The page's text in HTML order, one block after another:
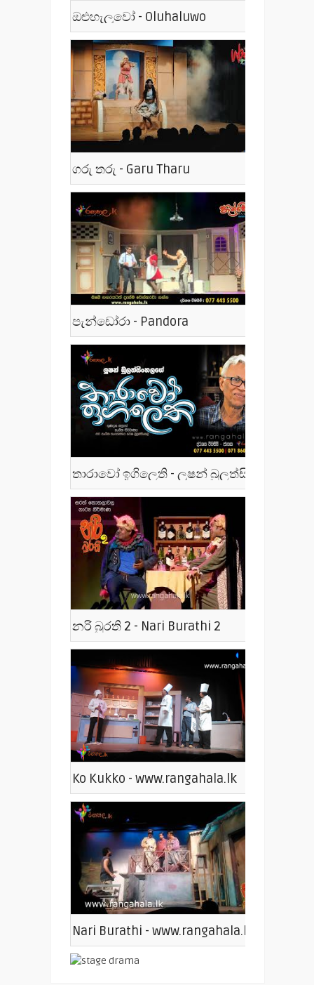
ඔළුහැලුවෝ - Oluhaluwo
ගරු තරු - Garu Tharu
පැන්ඩෝරා - Pandora
නරි බුරති 2 - Nari Burathi 2
Ko Kukko - www.rangahala.lk
Nari Burathi - www.rangahala.lk